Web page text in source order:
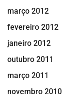
março 2012
fevereiro 2012
janeiro 2012
outubro 2011
março 2011
novembro 2010